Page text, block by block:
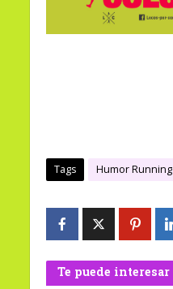
Tags Humor Running
Te puede interesar